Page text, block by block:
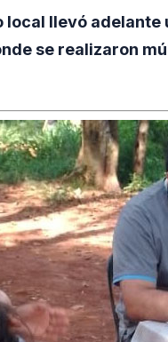
local llevó
se realizaron